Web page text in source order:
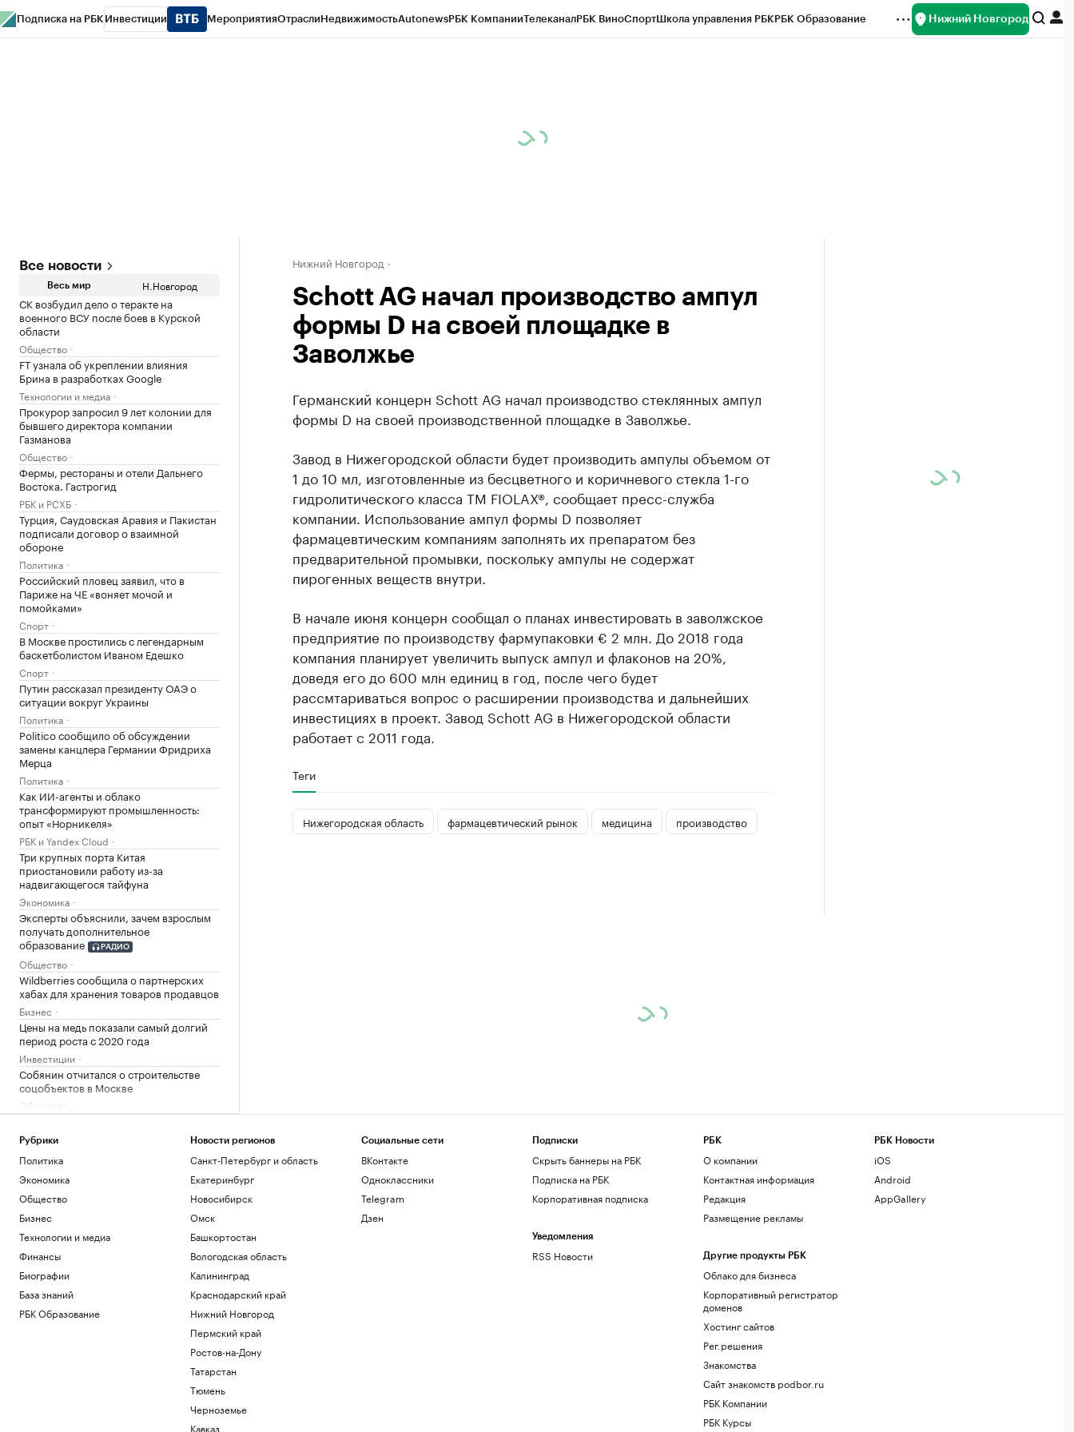
Подписка на РБК Инвестиции МероприятияОтраслиНедвижимостьAutonewsРБК КомпанииТелеканалРБК ВиноСпортШкола управления РБКРБК Образование Нижний Новгород
Все новости
Весь мир Н.Новгород
СК возбудил дело о теракте на
военного ВСУ после боев в Курской
области
Общество
FT узнала об укреплении влияния
Брина в разработках Google
Технологии и медиа
Прокурор запросил 9 лет колонии для
бывшего директора компании
Газманова
Общество
Фермы, рестораны и отели Дальнего
Востока. Гастрогид
РБК и РСХБ
Турция, Саудовская Аравия и Пакистан
подписали договор о взаимной
обороне
Политика
Российский пловец заявил, что в
Париже на ЧЕ «воняет мочой и
помойками»
Спорт
В Москве простились с легендарным
баскетболистом Иваном Едешко
Спорт
Путин рассказал президенту ОАЭ о
ситуации вокруг Украины
Политика
Politico сообщило об обсуждении
замены канцлера Германии Фридриха
Мерца
Политика
Как ИИ-агенты и облако
трансформируют промышленность:
опыт «Норникеля»
РБК и Yandex Cloud
Три крупных порта Китая
приостановили работу из-за
надвигающегося тайфуна
Экономика
Эксперты объяснили, зачем взрослым
получать дополнительное
образование
РАДИО
Общество
Wildberries сообщила о партнерских
хабах для хранения товаров продавцов
Бизнес
Цены на медь показали самый долгий
период роста с 2020 года
Инвестиции
Собянин отчитался о строительстве
соцобъектов в Москве
Общество
новостройки в июле в 1,75 раза
Каллас заявила о новых санкциях
против России
Политика
На отраслевом форуме в Москве
рынка такси
Бизнес
В ТПП объяснили, зачем нужно
изменить процедуру банкротства
селлеров
Бизнес
предъявили обвинение в нападении в
Нижний Новгород
Schott AG начал производство ампул
формы D на своей площадке в
Заволжье
Германский концерн Schott AG начал производство стеклянных ампул
формы D на своей производственной площадке в Заволжье.
Завод в Нижегородской области будет производить ампулы объемом от
1 до 10 мл, изготовленные из бесцветного и коричневого стекла 1-го
гидролитического класса ТМ FIOLAX®, сообщает пресс-служба
компании. Использование ампул формы D позволяет
фармацевтическим компаниям заполнять их препаратом без
предварительной промывки, поскольку ампулы не содержат
пирогенных веществ внутри.
В начале июня концерн сообщал о планах инвестировать в заволжское
предприятие по производству фармупаковки € 2 млн. До 2018 года
компания планирует увеличить выпуск ампул и флаконов на 20%,
доведя его до 600 млн единиц в год, после чего будет
рассмтариваться вопрос о расширении производства и дальнейших
инвестициях в проект. Завод Schott AG в Нижегородской области
работает с 2011 года.
Теги
Нижегородская область фармацевтический рынок медицина производство
Рубрики
Политика
Экономика
Общество
Бизнес
Технологии и медиа
Финансы
Биографии
База знаний
РБК Образование
Новости регионов
Санкт-Петербург и область
Екатеринбург
Новосибирск
Омск
Башкортостан
Вологодская область
Калининград
Краснодарский край
Нижний Новгород
Пермский край
Ростов-на-Дону
Татарстан
Тюмень
Черноземье
Кавказ
Социальные сети
ВКонтакте
Одноклассники
Telegram
Дзен
Подписки
Скрыть баннеры на РБК
Подписка на РБК
Корпоративная подписка
Уведомления
RSS Новости
РБК
О компании
Контактная информация
Редакция
Размещение рекламы
Другие продукты РБК
Облако для бизнеса
Корпоративный регистратор
доменов
Хостинг сайтов
Рег.решения
Знакомства
Сайт знакомств podbor.ru
РБК Компании
РБК Курсы
РБК Новости
iOS
Android
AppGallery